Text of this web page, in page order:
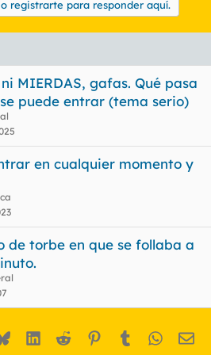
registrarte para responder aquí.
ni MIERDAS, gafas. Qué pasa
puede entrar (tema serio)
en cualquier momento y
de torbe en que se follaba a
BlueskyLinkedIn
Reddit Pinterest
Tumblr